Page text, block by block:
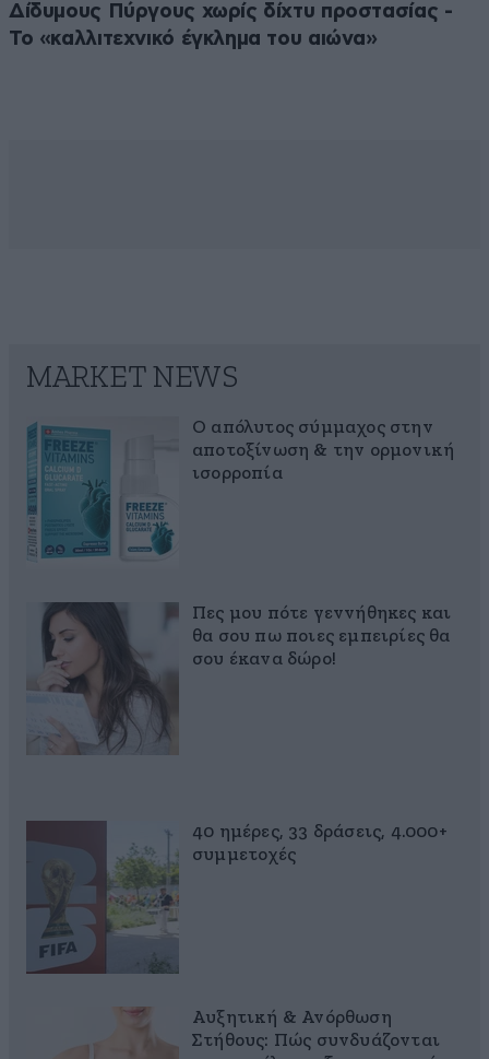
Δίδυμους Πύργους χωρίς δίχτυ προστασίας -
Το «καλλιτεχνικό έγκλημα του αιώνα»
MARKET NEWS
Ο απόλυτος σύμμαχος στην
αποτοξίνωση & την ορμονική
ισορροπία
Πες μου πότε γεννήθηκες και
θα σου πω ποιες εμπειρίες θα
σου έκανα δώρο!
40 ημέρες, 33 δράσεις, 4.000+
συμμετοχές
Αυξητική & Ανόρθωση
Στήθους: Πώς συνδυάζονται